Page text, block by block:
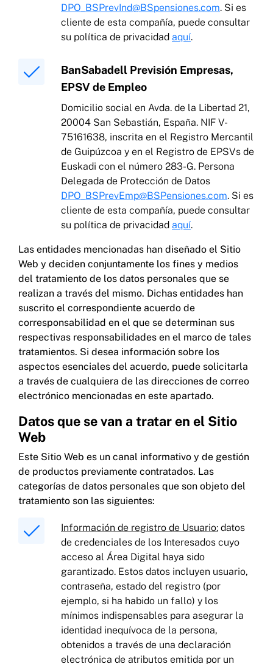
DPO_BSPrevInd@BSpensiones.com. Si es
cliente de esta compañía, puede consultar
su política de privacidad aquí.
BanSabadell Previsión Empresas,
EPSV de Empleo
Domicilio social en Avda. de la Libertad 21,
20004 San Sebastián, España. NIF V-
75161638, inscrita en el Registro Mercantil
de Guipúzcoa y en el Registro de EPSVs de
Euskadi con el número 283-G. Persona
Delegada de Protección de Datos
DPO_BSPrevEmp@BSPensiones.com. Si es
cliente de esta compañía, puede consultar
su política de privacidad aquí.
Las entidades mencionadas han diseñado el Sitio
Web y deciden conjuntamente los fines y medios
del tratamiento de los datos personales que se
realizan a través del mismo. Dichas entidades han
suscrito el correspondiente acuerdo de
corresponsabilidad en el que se determinan sus
respectivas responsabilidades en el marco de tales
tratamientos. Si desea información sobre los
aspectos esenciales del acuerdo, puede solicitarla
a través de cualquiera de las direcciones de correo
electrónico mencionadas en este apartado.
Datos que se van a tratar en el Sitio
Web
Este Sitio Web es un canal informativo y de gestión
de productos previamente contratados. Las
categorías de datos personales que son objeto del
tratamiento son las siguientes:
Información de registro de Usuario: datos
de credenciales de los Interesados cuyo
acceso al Área Digital haya sido
garantizado. Estos datos incluyen usuario,
contraseña, estado del registro (por
ejemplo, si ha habido un fallo) y los
mínimos indispensables para asegurar la
identidad inequívoca de la persona,
obtenidos a través de una declaración
electrónica de atributos emitida por un